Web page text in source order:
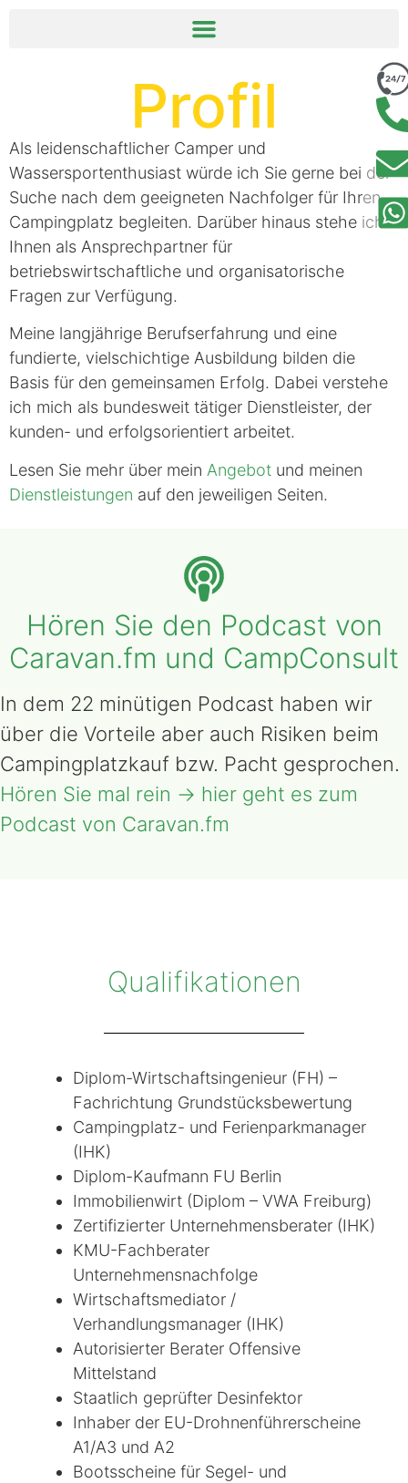
Profil
Als leidenschaftlicher Camper und
Wassersportenthusiast würde ich Sie gerne bei der
Suche nach dem geeigneten Nachfolger für Ihren
Campingplatz begleiten. Darüber hinaus stehe ich
Ihnen als Ansprechpartner für
betriebswirtschaftliche und organisatorische
Fragen zur Verfügung.
Meine langjährige Berufserfahrung und eine
fundierte, vielschichtige Ausbildung bilden die
Basis für den gemeinsamen Erfolg. Dabei verstehe
ich mich als bundesweit tätiger Dienstleister, der
kunden- und erfolgsorientiert arbeitet.
Lesen Sie mehr über mein Angebot und meinen
Dienstleistungen auf den jeweiligen Seiten.
Hören Sie den Podcast von
Caravan.fm und CampConsult
In dem 22 minütigen Podcast haben wir
über die Vorteile aber auch Risiken beim
Campingplatzkauf bzw. Pacht gesprochen.
Hören Sie mal rein → hier geht es zum
Podcast von Caravan.fm
Qualifikationen
Diplom-Wirtschaftsingenieur (FH) –
Fachrichtung Grundstücksbewertung
Campingplatz- und Ferienparkmanager
(IHK)
Diplom-Kaufmann FU Berlin
Immobilienwirt (Diplom – VWA Freiburg)
Zertifizierter Unternehmensberater (IHK)
KMU-Fachberater
Unternehmensnachfolge
Wirtschaftsmediator /
Verhandlungsmanager (IHK)
Autorisierter Berater Offensive
Mittelstand
Staatlich geprüfter Desinfektor
Inhaber der EU-Drohnenführerscheine
A1/A3 und A2
Bootsscheine für Segel- und